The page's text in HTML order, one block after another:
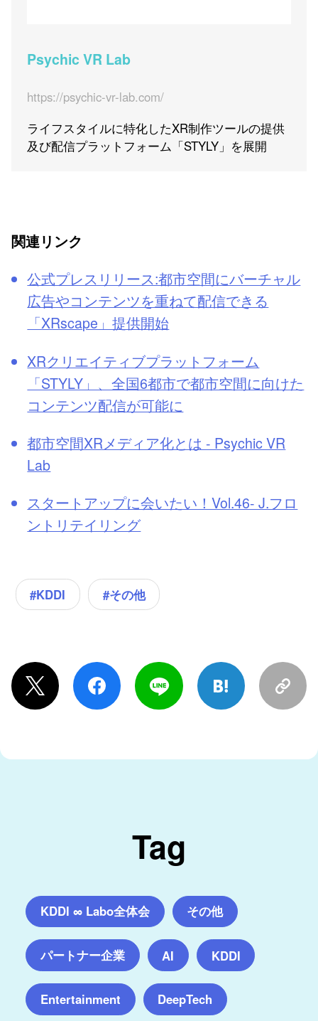
Psychic VR Lab
https://psychic-vr-lab.com/
ライフスタイルに特化したXR制作ツールの提供
及び配信プラットフォーム「STYLY」を展開
関連リンク
公式プレスリリース:都市空間にバーチャル
広告やコンテンツを重ねて配信できる
「XRscape」提供開始
XRクリエイティブプラットフォーム
「STYLY」、全国6都市で都市空間に向けた
コンテンツ配信が可能に
都市空間XRメディア化とは - Psychic VR
Lab
スタートアップに会いたい！Vol.46- J.フロ
ントリテイリング
#KDDI #その他
Tag
KDDI ∞ Labo全体会 その他
パートナー企業 AI KDDI
Entertainment DeepTech